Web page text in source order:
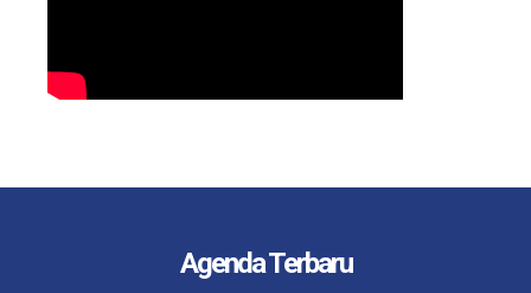
Agenda Terbaru